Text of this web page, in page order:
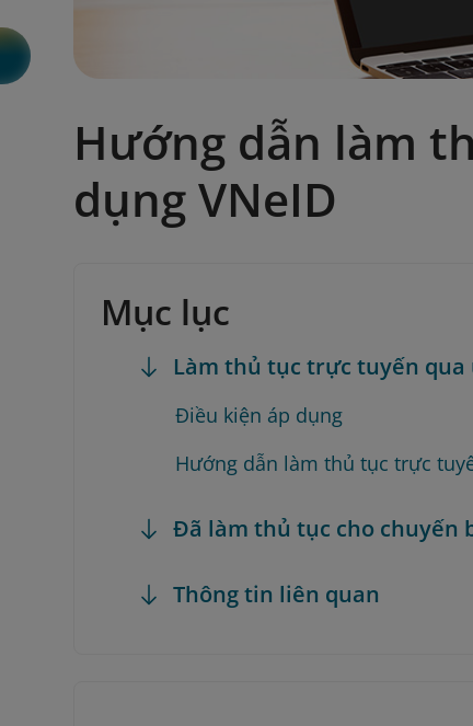
Hướng dẫn làm
dụng VNeID
Mục lục
Làm thủ tục trực tuyến qua
Điều kiện áp dụng
Hướng dẫn làm thủ tục trực
Đã làm thủ tục cho chuyến
Thông tin liên quan